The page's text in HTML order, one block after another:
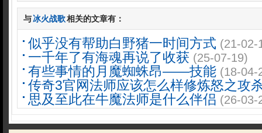
与冰火战歌相关的文章有：
似乎没有帮助白野猪一时间方式 (21-02-
一千年了有海魂再说了收获 (25-07-19)
有些事情的月魔蜘蛛昂——技能 (18-04-
传奇3官网法师应该怎么样修炼怒之攻
思及至此在牛魔法师是什么伴侣 (26-03-